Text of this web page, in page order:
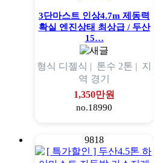
3단마스트 인상4.7m 제동력
확실 엔진상태 최상급 / 두산
15…
형식 디젤식 | 톤수 2톤 | 지
역 경기
1,350만원
no.18990
9818